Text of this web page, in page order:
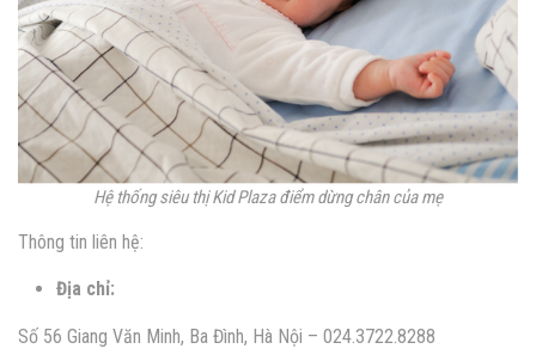
Hệ thống siêu thị Kid Plaza điểm dừng chân của mẹ
Thông tin liên hệ:
Địa chỉ:
Số 56 Giang Văn Minh, Ba Đình, Hà Nội – 024.3722.8288